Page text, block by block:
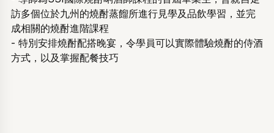
密碼
忘記密碼？
訪多個位於九州的燒酎蒸餾所進行見學及品飲學習，並完
成相關的燒酎進階課程
- 特別安排燒酎配搭晚宴，令學員可以實際體驗燒酎的侍酒
方式，以及掌握配餐技巧